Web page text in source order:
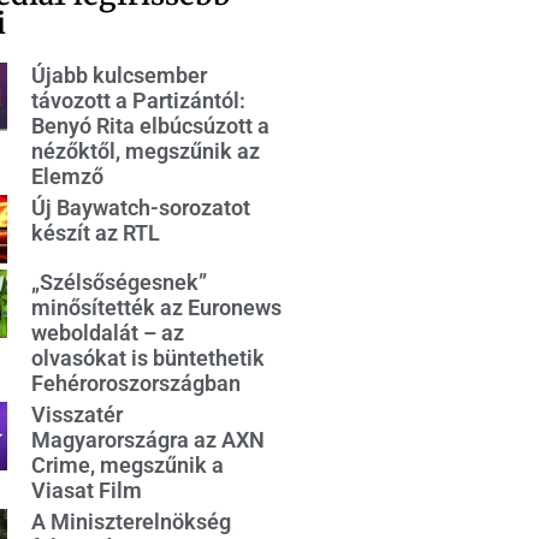
Újabb kulcsember
távozott a Partizántól:
Benyó Rita elbúcsúzott a
nézőktől, megszűnik az
Elemző
Új Baywatch-sorozatot
készít az RTL
„Szélsőségesnek”
minősítették az Euronews
weboldalát – az
olvasókat is büntethetik
Fehéroroszországban
Visszatér
Magyarországra az AXN
Crime, megszűnik a
Viasat Film
A Miniszterelnökség